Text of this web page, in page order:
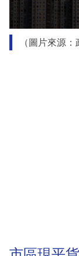
（圖片來源：